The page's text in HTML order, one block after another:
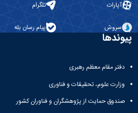
و
علم
سنجی
دانشگاه
کتب
مجلات
آپارات تلگرام
سروش پیام رسان بله
پیوندها
دفتر مقام معظم رهبری
وزارت علوم، تحقیقات و فناوری
صندوق حمایت از پژوهشگران و فناوران کشور